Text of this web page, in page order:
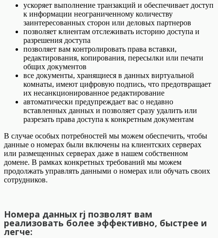
ускоряет выполнение транзакций и обеспечивает доступ
к информации неограниченному количеству
заинтересованных сторон или деловых партнеров
позволяет клиентам отслеживать историю доступа и
разрешения доступа
позволяет вам контролировать права вставки,
редактирования, копирования, пересылки или печати
общих документов
все документы, хранящиеся в данных виртуальной
комнаты, имеют цифровую подпись, что предотвращает
их несанкционированное редактирование
автоматически предупреждает вас о недавно
вставленных данных и позволяет сразу удалить или
разрезать права доступа к конкретным документам
В случае особых потребностей мы можем обеспечить, чтобы
данные о номерах были включены на клиентских серверах
или размещенных серверах даже в нашем собственном
домене. В рамках конкретных требований мы можем
продолжать управлять данными о номерах или обучать своих
сотрудников.
Номера данных rj позволят вам
реализовать более эффективно, быстрее и
легче: